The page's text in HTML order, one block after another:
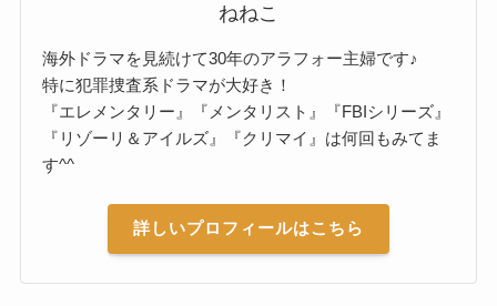
ねねこ
海外ドラマを見続けて30年のアラフォー主婦です♪
特に犯罪捜査系ドラマが大好き！
『エレメンタリー』『メンタリスト』『FBIシリーズ』
『リゾーリ＆アイルズ』『クリマイ』は何回もみてま
す^^
詳しいプロフィールはこちら